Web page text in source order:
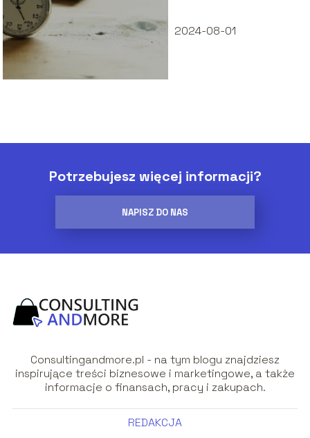
2024-08-01
Potrzebujesz więcej informacji?
NAPISZ DO NAS
Consultingandmore.pl - na tym blogu znajdziesz
inspirujące treści biznesowe i marketingowe, a także
informacje o finansach, pracy i zakupach.
REDAKCJA